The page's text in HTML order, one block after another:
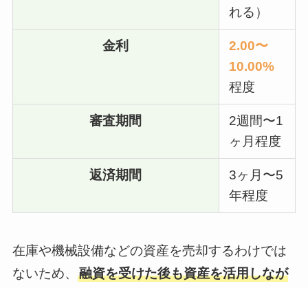
れる）
金利
2.00〜
10.00%
程度
審査期間
2週間〜1
ヶ月程度
返済期間
3ヶ月〜5
年程度
在庫や機械設備などの資産を売却するわけでは
ないため、 融資を受けた後も資産を活用しなが